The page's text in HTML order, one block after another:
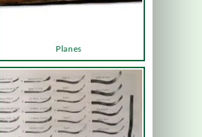
Planes